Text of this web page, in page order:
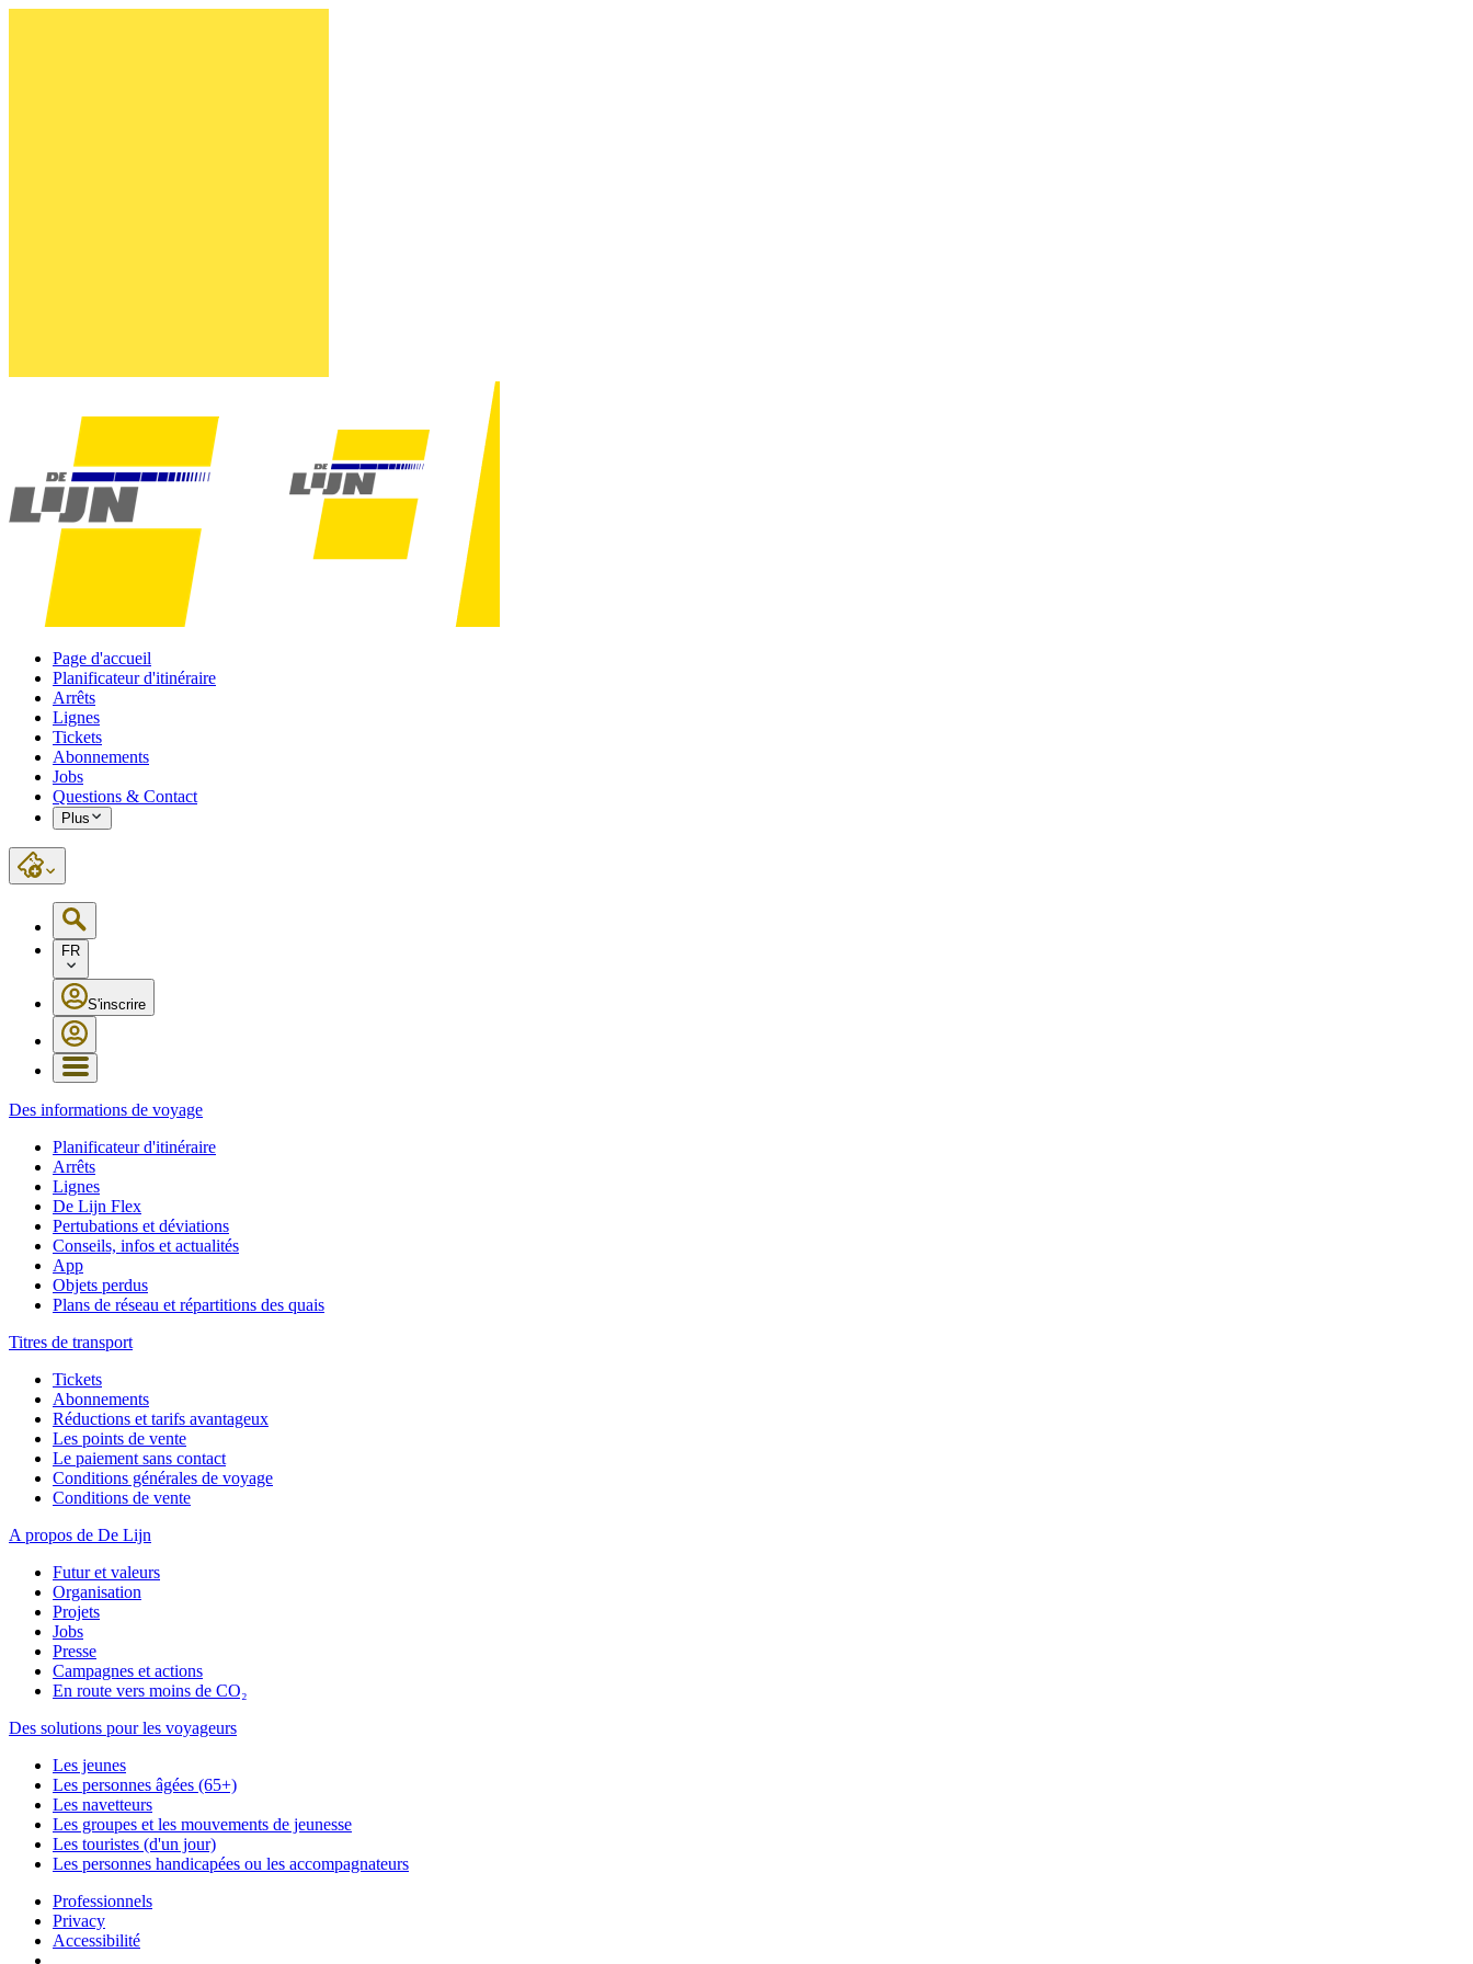
Page d'accueil
Planificateur d'itinéraire
Arrêts
Lignes
Tickets
Abonnements
Jobs
Questions & Contact
Plus
FR
S'inscrire
Des informations de voyage
Planificateur d'itinéraire
Arrêts
Lignes
De Lijn Flex
Pertubations et déviations
Conseils, infos et actualités
App
Objets perdus
Plans de réseau et répartitions des quais
Titres de transport
Tickets
Abonnements
Réductions et tarifs avantageux
Les points de vente
Le paiement sans contact
Conditions générales de voyage
Conditions de vente
A propos de De Lijn
Futur et valeurs
Organisation
Projets
Jobs
Presse
Campagnes et actions
En route vers moins de CO₂
Des solutions pour les voyageurs
Les jeunes
Les personnes âgées (65+)
Les navetteurs
Les groupes et les mouvements de jeunesse
Les touristes (d'un jour)
Les personnes handicapées ou les accompagnateurs
Professionnels
Privacy
Accessibilité